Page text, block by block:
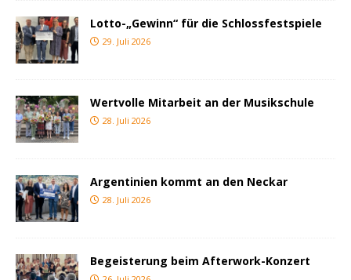
Lotto-„Gewinn“ für die Schlossfestspiele
29. Juli 2026
Wertvolle Mitarbeit an der Musikschule
28. Juli 2026
Argentinien kommt an den Neckar
28. Juli 2026
Begeisterung beim Afterwork-Konzert